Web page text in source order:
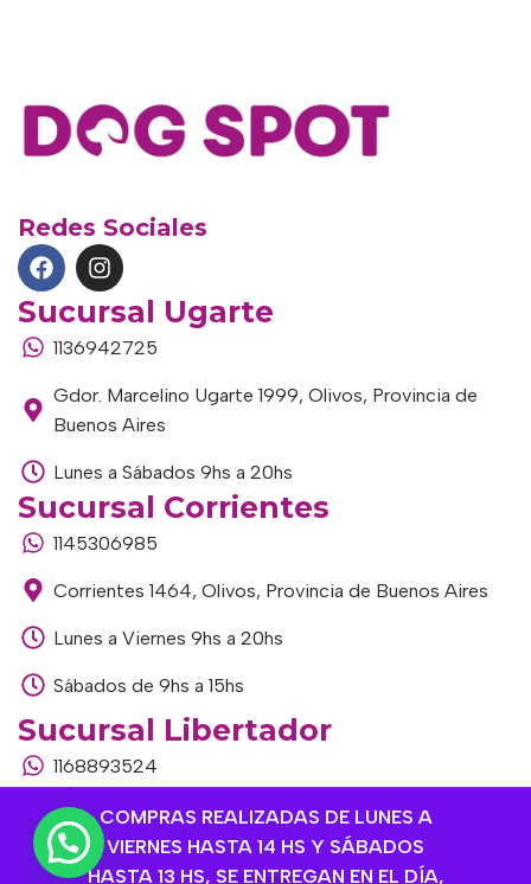
COMPRAS REALIZADAS DE LUNES A
VIERNES HASTA 14 HS Y SÁBADOS
HASTA 13 HS, SE ENTREGAN EN EL DÍA,
Redes Sociales
Sucursal Ugarte
1136942725
Gdor. Marcelino Ugarte 1999, Olivos, Provincia de
Buenos Aires
Lunes a Sábados 9hs a 20hs
Sucursal Corrientes
1145306985
Corrientes 1464, Olivos, Provincia de Buenos Aires
Lunes a Viernes 9hs a 20hs
Sábados de 9hs a 15hs
Sucursal Libertador
1168893524
Av. del Libertador 1915, Vte. López, Provincia de
Buenos Aires